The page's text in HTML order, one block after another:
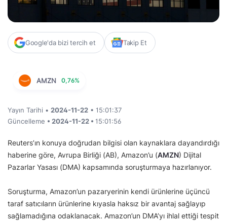
Google'da bizi tercih et Takip Et
AMZN 0,76%
Yayın Tarihi • 2024-11-22 • 15:01:37
Güncelleme • 2024-11-22 • 15:01:56
Reuters’ın konuya doğrudan bilgisi olan kaynaklara dayandırdığı
haberine göre, Avrupa Birliği (AB), Amazon’u (AMZN) Dijital
Pazarlar Yasası (DMA) kapsamında soruşturmaya hazırlanıyor.
Soruşturma, Amazon’un pazaryerinin kendi ürünlerine üçüncü
taraf satıcıların ürünlerine kıyasla haksız bir avantaj sağlayıp
sağlamadığına odaklanacak. Amazon’un DMA’yı ihlal ettiği tespit